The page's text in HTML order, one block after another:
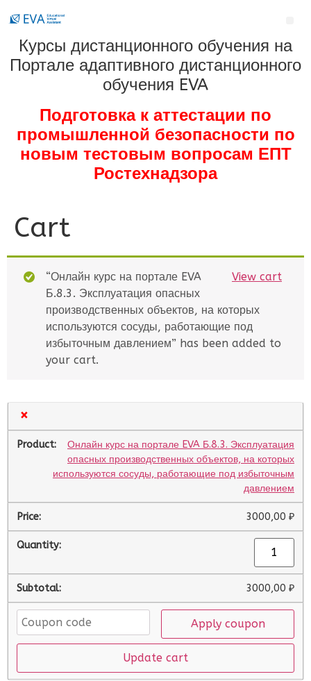
Курсы дистанционного обучения на
Портале адаптивного дистанционного
обучения EVA
Подготовка к аттестации по
промышленной безопасности по
новым тестовым вопросам ЕПТ
Ростехнадзора
Cart
View cart
“Онлайн курс на портале EVA
Б.8.3. Эксплуатация опасных
производственных объектов, на которых
используются сосуды, работающие под
избыточным давлением” has been added to
your cart.
×
Онлайн курс на портале EVA Б.8.3. Эксплуатация
опасных производственных объектов, на которых
используются сосуды, работающие под избыточным
давлением
3000,00 ₽
3000,00 ₽
Apply coupon
Update cart